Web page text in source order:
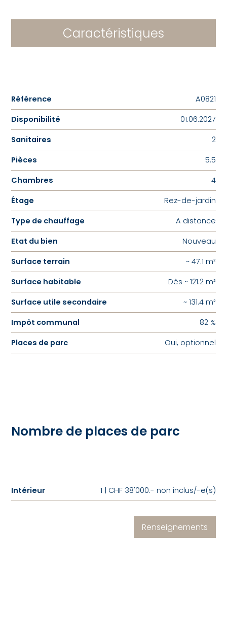
Caractéristiques
Référence
A0821
Disponibilité
01.06.2027
Sanitaires
2
Pièces
5.5
Chambres
4
Étage
Rez-de-jardin
Type de chauffage
A distance
Etat du bien
Nouveau
Surface terrain
~ 47.1 m²
Surface habitable
Dès ~ 121.2 m²
Surface utile secondaire
~ 131.4 m²
Impôt communal
82 %
Places de parc
Oui, optionnel
Nombre de places de parc
Intérieur 1 | CHF 38'000.- non inclus/-e(s)
Renseignements